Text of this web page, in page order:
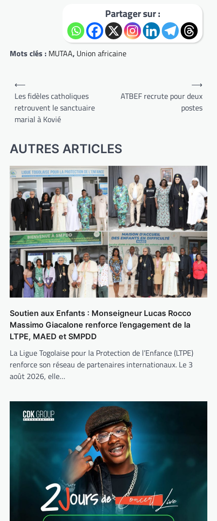
Partager sur :
Mots clés : MUTAA, Union africaine
Navigation
de
l’article
⟵
Les fidèles catholiques
retrouvent le sanctuaire
marial à Kovié
ATBEF recrute pour deux
postes
⟶
AUTRES ARTICLES
Soutien aux Enfants : Monseigneur Lucas Rocco
Massimo Giacalone renforce l’engagement de la
LTPE, MAED et SMPDD
La Ligue Togolaise pour la Protection de l’Enfance (LTPE)
renforce son réseau de partenaires internationaux. Le 3
août 2026, elle…